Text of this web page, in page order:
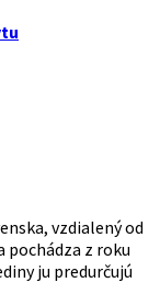
vzdialený od
pochádza z roku
ju predurčujú